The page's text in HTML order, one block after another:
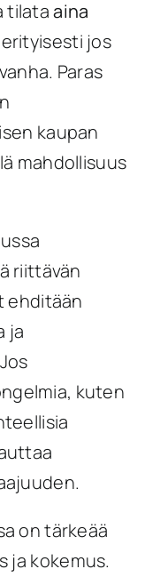
tilataaina
erityisesti jos
Paras
kaupan
mahdollisuus
riittävän
ehditään
ja
kuten
on tärkeää
ja kokemus.